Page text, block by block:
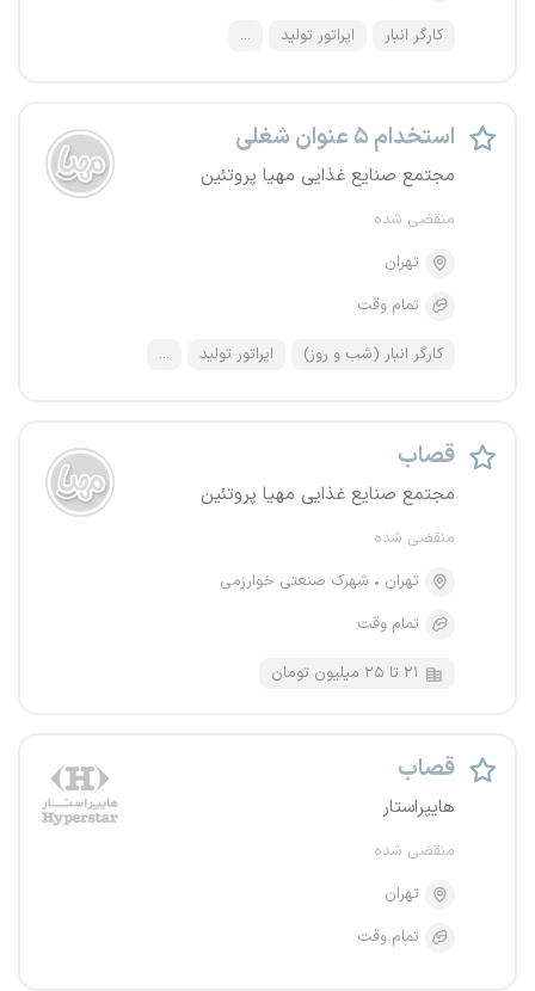
کارگر انبار اپراتور تولید ...
استخدام ۵ عنوان شغلی
مجتمع صنایع غذایی مهیا پروتئین
منقضی شده
تهران
تمام وقت
کارگر انبار (شب و روز) اپراتور تولید ...
قصاب
مجتمع صنایع غذایی مهیا پروتئین
منقضی شده
تهران
شهرک صنعتی خوارزمی
تمام وقت
۲۱ تا ۲۵ میلیون تومان
قصاب
هایپراستار
منقضی شده
تهران
تمام وقت